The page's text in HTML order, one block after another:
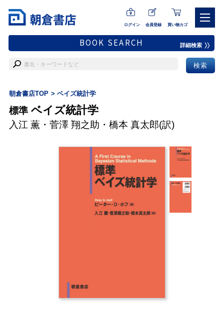
ログイン 会員登録 買い物カゴ
BOOK SEARCH 詳細検索
朝倉書店TOP ベイズ統計学
標準ベイズ統計学
入江 薫・ 菅澤 翔之助 ・ 橋本 真太郎(訳)